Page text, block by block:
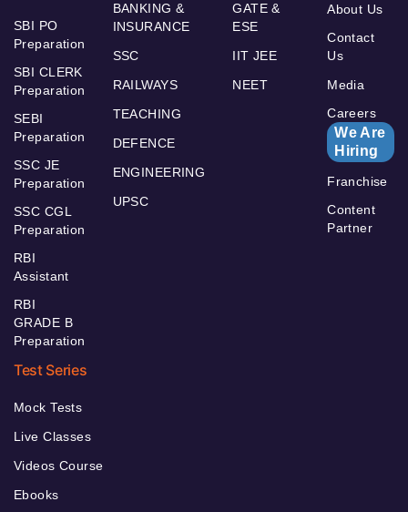
SBI PO
Preparation
SBI CLERK
Preparation
SEBI
Preparation
SSC JE
Preparation
SSC CGL
Preparation
RBI
Assistant
RBI
GRADE B
Preparation
BANKING &
INSURANCE
SSC
RAILWAYS
TEACHING
DEFENCE
ENGINEERING
UPSC
GATE &
ESE
IIT JEE
NEET
About Us
Contact
Us
Media
Careers
We Are
Hiring
Franchise
Content
Partner
Test Series
Mock Tests
Live Classes
Videos Course
Ebooks